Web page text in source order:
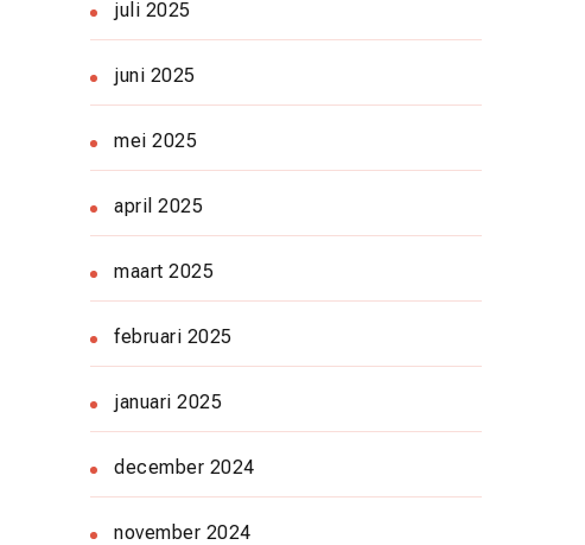
juli 2025
juni 2025
mei 2025
april 2025
maart 2025
februari 2025
januari 2025
december 2024
november 2024